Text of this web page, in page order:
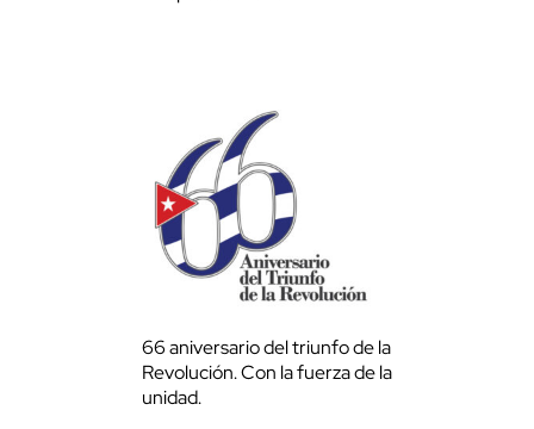
66 aniversario del triunfo de la
Revolución. Con la fuerza de la
unidad.